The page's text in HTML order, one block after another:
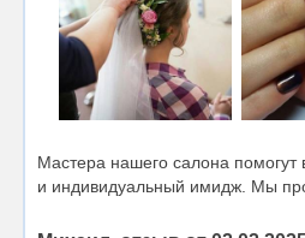
Мастера нашего салона помогут
и индивидуальный имидж. Мы